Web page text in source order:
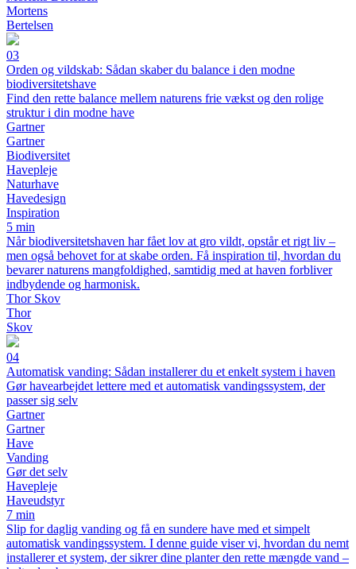
Mortens
Bertelsen
03
Orden og vildskab: Sådan skaber du balance i den modne
biodiversitetshave
Find den rette balance mellem naturens frie vækst og den rolige
struktur i din modne have
Gartner
Gartner
Biodiversitet
Havepleje
Naturhave
Havedesign
Inspiration
5 min
Når biodiversitetshaven har fået lov at gro vildt, opstår et rigt liv –
men også behovet for at skabe orden. Få inspiration til, hvordan du
bevarer naturens mangfoldighed, samtidig med at haven forbliver
indbydende og harmonisk.
Thor Skov
Thor
Skov
04
Automatisk vanding: Sådan installerer du et enkelt system i haven
Gør havearbejdet lettere med et automatisk vandingssystem, der
passer sig selv
Gartner
Gartner
Have
Vanding
Gør det selv
Havepleje
Haveudstyr
7 min
Slip for daglig vanding og få en sundere have med et simpelt
automatisk vandingssystem. I denne guide viser vi, hvordan du nemt
installerer et system, der sikrer dine planter den rette mængde vand –